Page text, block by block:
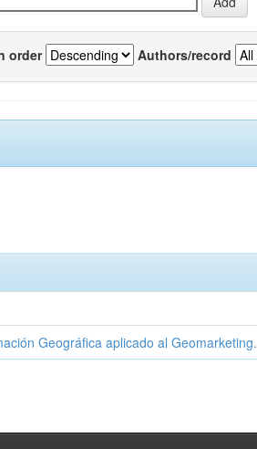
order Authors/record
Geográfica aplicado al Geomarketing.